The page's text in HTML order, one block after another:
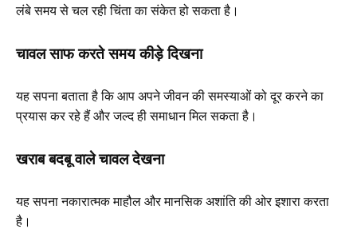
लंबे समय से चल रही चिंता का संकेत हो सकता है।
चावल साफ करते समय कीड़े दिखना
यह सपना बताता है कि आप अपने जीवन की समस्याओं को दूर करने का
प्रयास कर रहे हैं और जल्द ही समाधान मिल सकता है।
खराब बदबू वाले चावल देखना
यह सपना नकारात्मक माहौल और मानसिक अशांति की ओर इशारा करता
है।